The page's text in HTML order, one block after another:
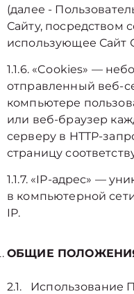
(далее ‑
Сайту, посредством
использующее Сайт
1.1.6. «Cookies» —
отправленный веб-
компьютере
или веб-браузер
серверу в HTTP-
страницу
1.1.7. «IP-адрес» —
в компьютерной
IP.
ОБЩИЕ
2.1. Использование